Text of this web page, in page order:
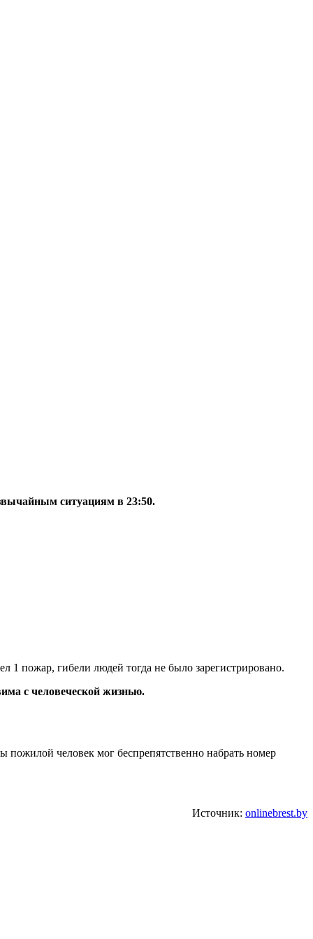
ситуациям в 23:50.
1 пожар, гибели людей тогда не было зарегистрировано.
с человеческой жизнью.
человек мог беспрепятственно набрать номер
Источник: onlinebrest.by